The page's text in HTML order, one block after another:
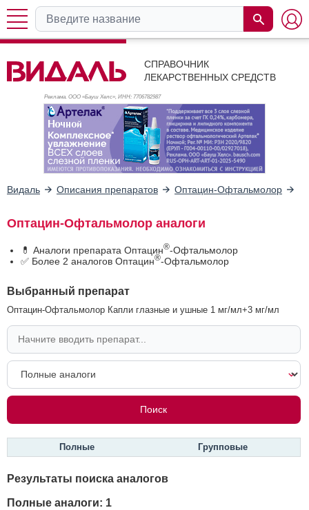
СПРАВОЧНИК
ЛЕКАРСТВЕННЫХ СРЕДСТВ
Реклама. ООО «Бауш Хелс», ИНН: 7706782987
Видаль Описания препаратов Оптацин-Офтальмолор
Оптацин-Офтальмолор аналоги
💊 Аналоги препарата Оптацин®-Офтальмолор
✅ Более 2 аналогов Оптацин®-Офтальмолор
Выбранный препарат
Оптацин-Офтальмолор Капли глазные и ушные 1 мг/мл+3 мг/мл
Полные Групповые
Результаты поиска аналогов
Полные аналоги: 1